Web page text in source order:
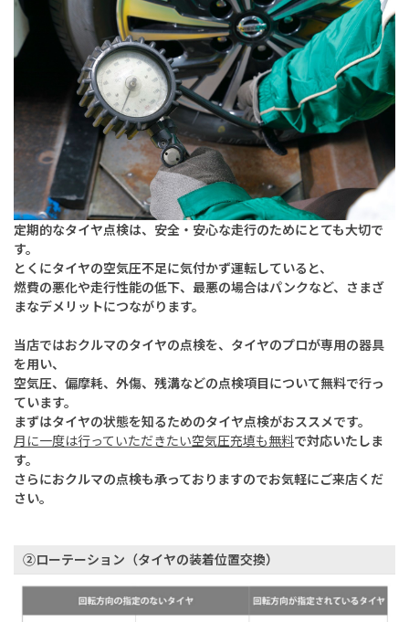
定期的なタイヤ点検は、安全・安心な走行のためにとても大切で
す。
とくにタイヤの空気圧不足に気付かず運転していると、
燃費の悪化や走行性能の低下、最悪の場合はパンクなど、さまざ
まなデメリットにつながります。
当店ではおクルマのタイヤの点検を、タイヤのプロが専用の器具
を用い、
空気圧、偏摩耗、外傷、残溝などの点検項目について無料で行っ
ています。
まずはタイヤの状態を知るためのタイヤ点検がおススメです。
月に一度は行っていただきたい空気圧充填も無料で対応いたしま
す。
さらにおクルマの点検も承っておりますのでお気軽にご来店くだ
さい。
②ローテーション（タイヤの装着位置交換）